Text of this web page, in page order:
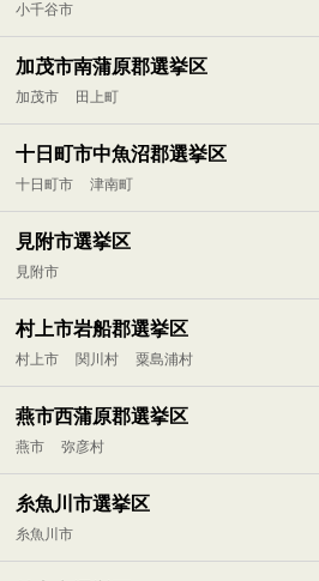
小千谷市
加茂市南蒲原郡選挙区
加茂市 田上町
十日町市中魚沼郡選挙区
十日町市 津南町
見附市選挙区
見附市
村上市岩船郡選挙区
村上市 関川村 粟島浦村
燕市西蒲原郡選挙区
燕市 弥彦村
糸魚川市選挙区
糸魚川市